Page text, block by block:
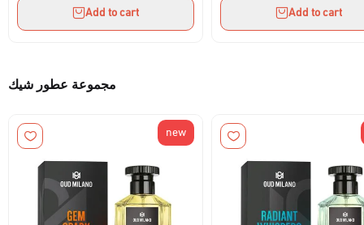
Add to cart Add to cart
مجموعة عطور شيك
new